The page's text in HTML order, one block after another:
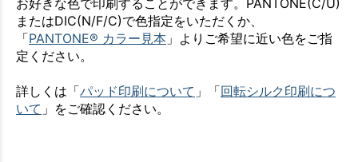
お好きな色で印刷することができます。PANTONE(C/U)
またはDIC(N/F/C)で色指定をいただくか、
「PANTONE® カラー見本 」よりご希望に近い色をご指
定ください。
詳しくは「パッド印刷について 」「回転シルク印刷につ
いて 」をご確認ください。